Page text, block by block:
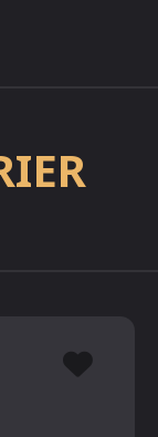
Favori